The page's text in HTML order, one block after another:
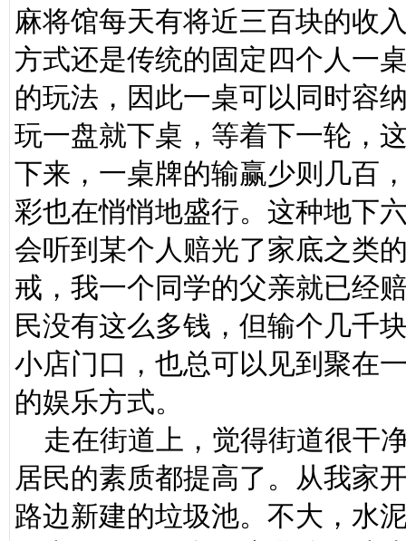
麻将馆每天有将近三百块的收
方式还是传统的固定四个人一
的玩法，因此一桌可以同时容
玩一盘就下桌，等着下一轮，
下来，一桌牌的输赢少则几百
彩也在悄悄地盛行。这种地下
会听到某个人赔光了家底之类
戒，我一个同学的父亲就已经
民没有这么多钱，但输个几千
小店门口，也总可以见到聚在
的娱乐方式。
走在街道上，觉得街道很干
居民的素质都提高了。从我家
路边新建的垃圾池。不大，水